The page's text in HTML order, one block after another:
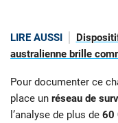
LIRE AUSSI
australienne brille
Pour documenter ce
place un réseau de
l’analyse de plus de 60